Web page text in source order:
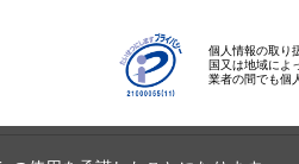
個人情報の取り
国又は地域によ
業者の間でも個